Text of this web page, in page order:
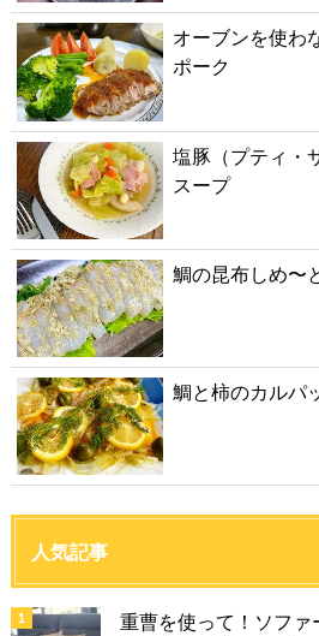
オーブンを使わ
ポーク
塩豚（プティ・
スープ
鯛の昆布しめ〜
鯛と柿のカルパ
人気記事
重曹を使って！ソファ